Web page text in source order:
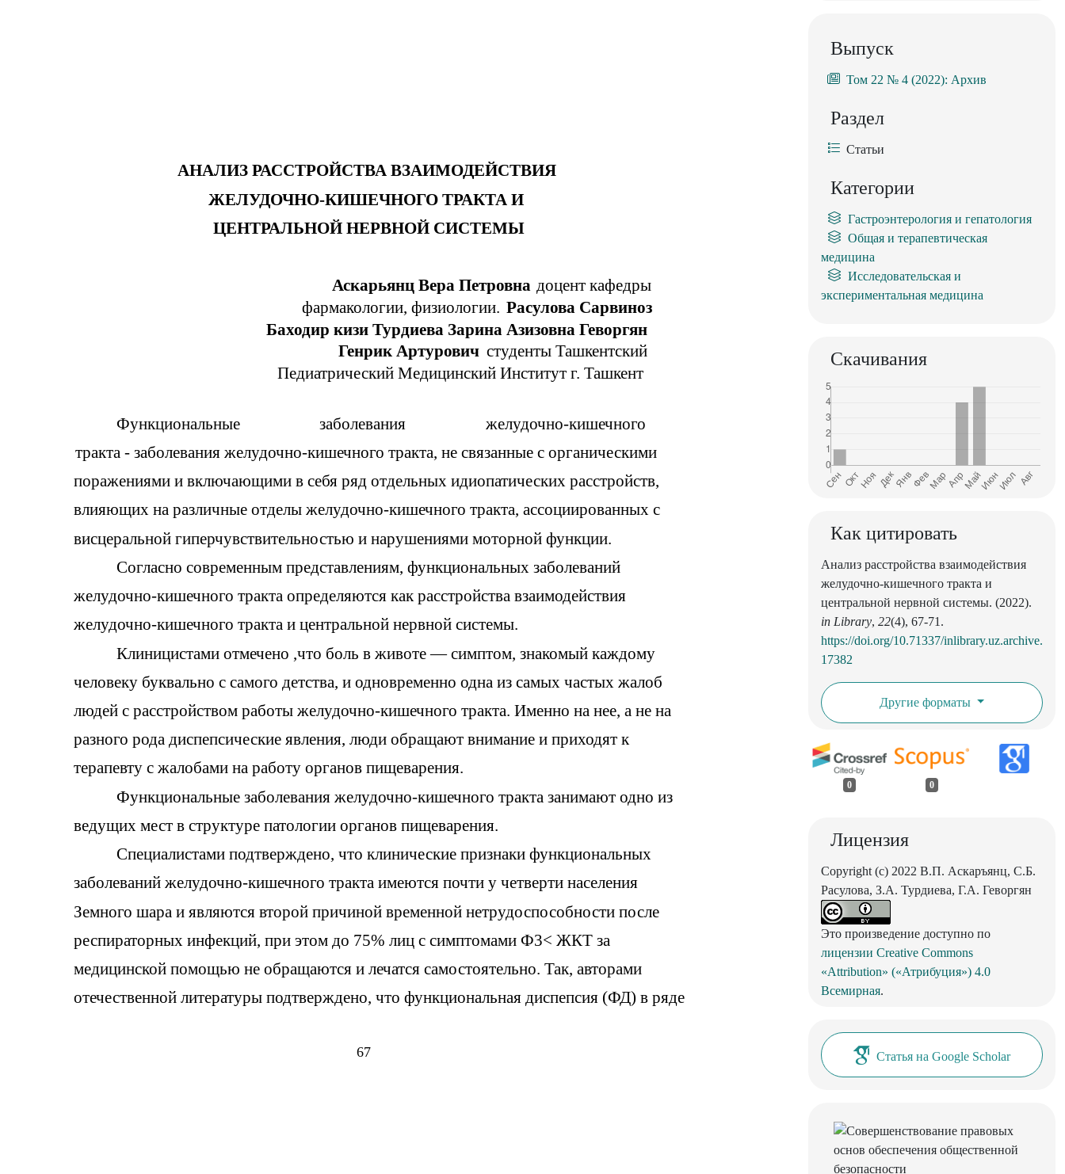
67
АНАЛИЗ РАССТРОЙСТВА ВЗАИМОДЕЙСТВИЯ
ЖЕЛУДОЧНО-КИШЕЧНОГО ТРАКТА И
ЦЕНТРАЛЬНОЙ НЕРВНОЙ СИСТЕМЫ
Аскарьянц Вера Петровна доцент кафедры
фармакологии, физиологии. Расулова Сарвиноз
Баходир кизи Турдиева Зарина Азизовна Геворгян
Генрик Артурович студенты Ташкентский
Педиатрический Медицинский Институт г. Ташкент
Функциональные заболевания
желудочно-кишечного
тракта - заболевания желудочно-кишечного тракта, не связанные с органическими
поражениями и включающими в себя ряд отдельных идиопатических расстройств,
влияющих на различные отделы желудочно-кишечного тракта, ассоциированных с
висцеральной гиперчувствительностью и нарушениями моторной функции.
Согласно современным представлениям, функциональных заболеваний
желудочно-кишечного тракта определяются как расстройства взаимодействия
желудочно-кишечного тракта и центральной нервной системы.
Клиницистами отмечено ,что боль в животе — симптом, знакомый каждому
человеку буквально с самого детства, и одновременно одна из самых частых жалоб
людей с расстройством работы желудочно-кишечного тракта. Именно на нее, а не на
разного рода диспепсические явления, люди обращают внимание и приходят к
терапевту с жалобами на работу органов пищеварения.
Функциональные заболевания желудочно-кишечного тракта занимают одно из
ведущих мест в структуре патологии органов пищеварения.
Специалистами подтверждено, что клинические признаки функциональных
заболеваний желудочно-кишечного тракта имеются почти у четверти населения
Земного шара и являются второй причиной временной нетрудоспособности после
респираторных инфекций, при этом до 75% лиц с симптомами Ф3< ЖКТ за
медицинской помощью не обращаются и лечатся самостоятельно. Так, авторами
отечественной литературы подтверждено, что функциональная диспепсия (ФД) в ряде
Выпуск
Том 22 № 4 (2022): Архив
Раздел
Статьи
Категории
Гастроэнтерология и гепатология
Общая и терапевтическая
медицина
Исследовательская и
экспериментальная медицина
Скачивания
Как цитировать
Анализ расстройства взаимодействия
желудочно-кишечного тракта и
центральной нервной системы. (2022).
in Library, 22(4), 67-71.
https://doi.org/10.71337/inlibrary.uz.archive.
17382
Другие форматы
0 0
Лицензия
Copyright (c) 2022 В.П. Аскаръянц, С.Б.
Расулова, З.А. Турдиева, Г.А. Геворгян
Это произведение доступно по
лицензии Creative Commons
«Attribution» («Атрибуция») 4.0
Всемирная.
Статья на Google Scholar